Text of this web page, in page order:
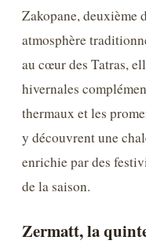
Zakopane, deuxième
atmosphère
au cœur des Tatras,
hivernales
thermaux et les
y découvrent une
enrichie par des
de la saison.
Zermatt, la